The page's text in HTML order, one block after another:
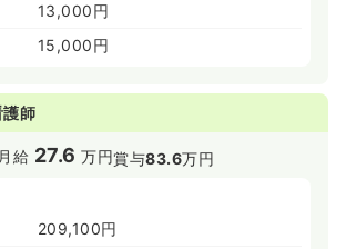
13,000円
15,000円
護師
月給 27.6 万円賞与83.6万円
209,100円